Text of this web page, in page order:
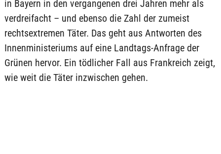
in Bayern in den vergangenen drei Jahren mehr als
verdreifacht – und ebenso die Zahl der zumeist
rechtsextremen Täter. Das geht aus Antworten des
Innenministeriums auf eine Landtags-Anfrage der
Grünen hervor. Ein tödlicher Fall aus Frankreich zeigt,
wie weit die Täter inzwischen gehen.